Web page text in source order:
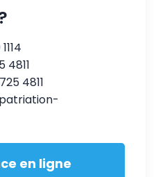
4811
4811
en ligne